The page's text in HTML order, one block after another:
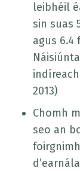
leibhéil
sin suas
agus 6.4
2013)
Chomh
seo an